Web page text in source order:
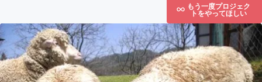
もう一度プロジェク
トをやってほしい